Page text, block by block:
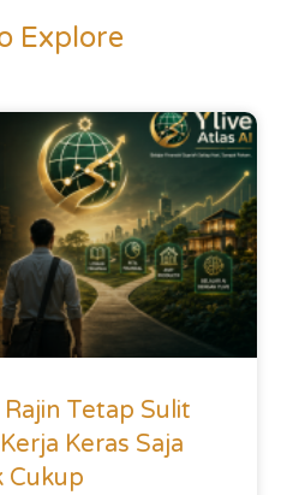
Explore
Tetap Sulit
Keras Saja
Cukup